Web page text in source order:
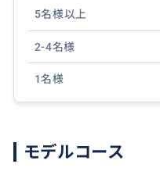
送迎も可能なので、初
用してツアーに参加。
ます♪
チャーター代（ガソリ
5名様以上
2-4名様
1名様
モデルコース